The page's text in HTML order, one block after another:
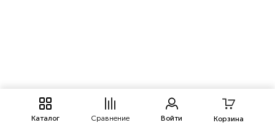
Каталог Сравнение Войти Корзина